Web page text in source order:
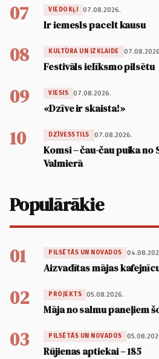
07 VIEDOKĻI 07.08.2026.
Ir iemesls pacelt kausu
08 KULTŪRA UN IZKLAIDE
Festivāls ielīksmo pilsētu
09 VIESIS 07.08.2026.
«Dzīve ir skaista!»
10 DZĪVESSTILS 07.08.2026.
Komsi – čau-čau puika no
Valmierā
Populārākie
01 PILSĒTĀS UN NOVADOS
Aizvadītas mājas
02 PROJEKTS 05.08.2026.
Māja no salmu paneļiem
03 PILSĒTĀS UN NOVADOS
Rūjienas aptiekai – 185